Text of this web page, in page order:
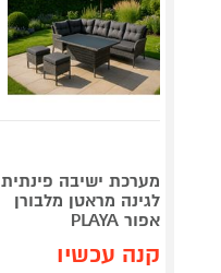
מערכת ישיבה פינתית
לגינה מראטן מלבורן
אפור PLAYA
קנה עכשיו